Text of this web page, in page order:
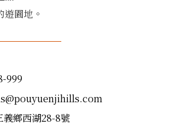
園地。
999
義鄉西湖28-8號